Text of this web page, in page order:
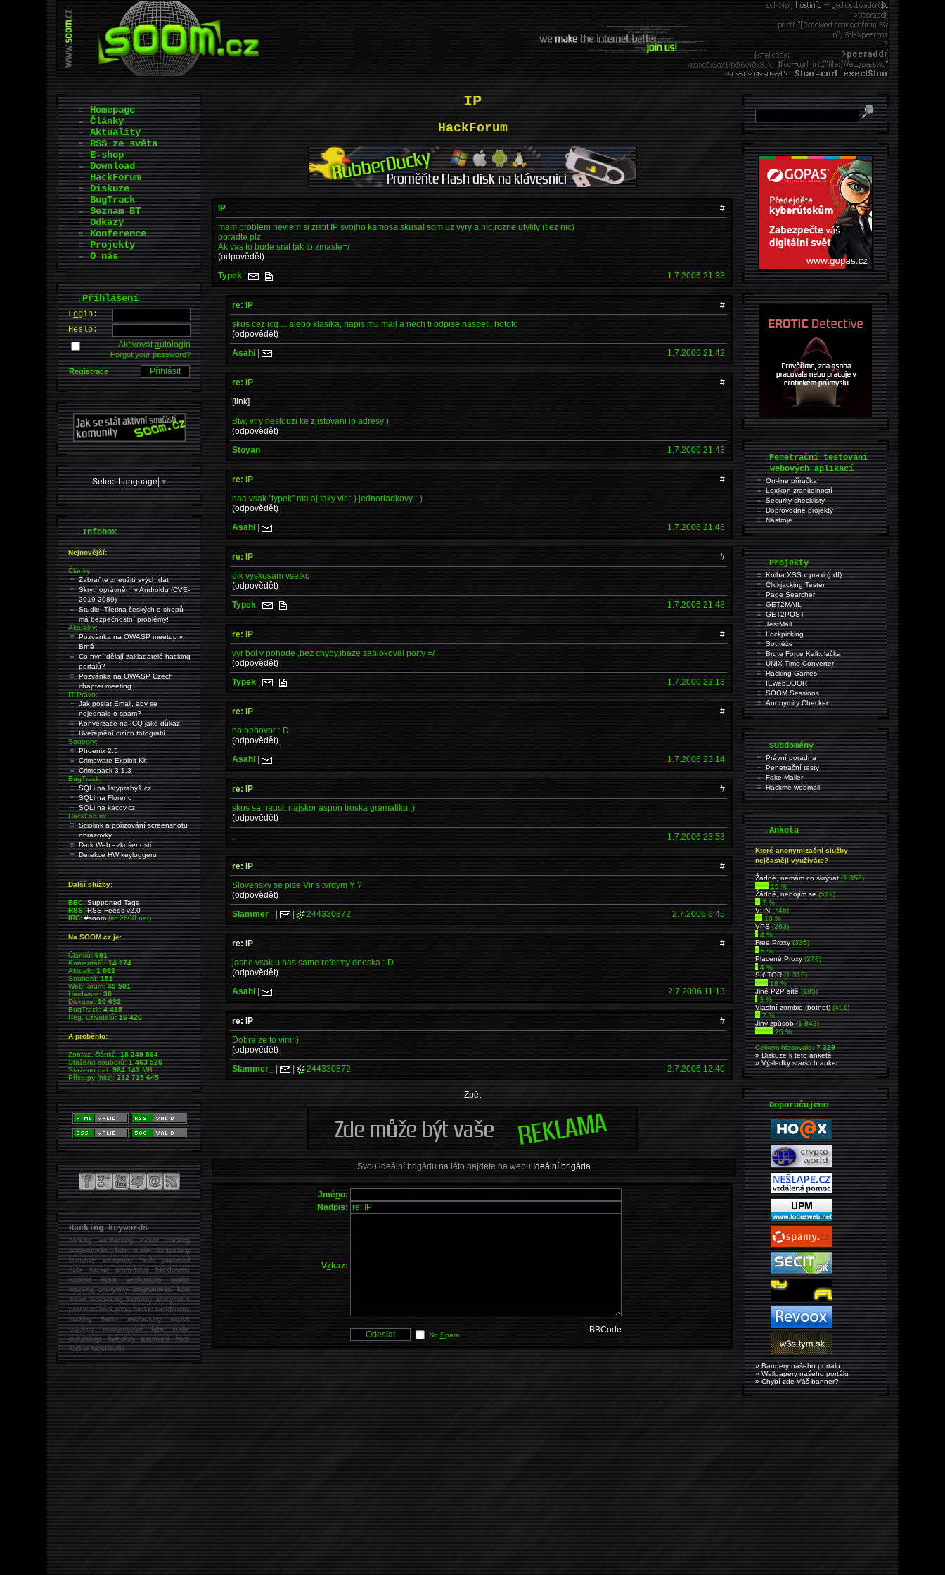
IP
HackForum
IP
#
mam problem neviem si zistit IP svojho kamosa.skusal som uz vyry a nic,rozne utylity (tiez nic)
poradte plz
Ak vas to bude srat tak to zmaste=/
(odpovědět)
Typek | | 1.7.2006 21:33
re: IP
#
skus cez icq ... alebo klasika, napis mu mail a nech ti odpise naspet.. hotofo
(odpovědět)
Asahi | 1.7.2006 21:42
re: IP
#
[link]
Btw, viry neslouzi ke zjistovani ip adresy:)
(odpovědět)
Stoyan
1.7.2006 21:43
re: IP
#
naa vsak "typek" ma aj taky vir :-) jednoriadkovy :-)
(odpovědět)
Asahi | 1.7.2006 21:46
re: IP
#
dik vyskusam vsetko
(odpovědět)
Typek | | 1.7.2006 21:48
re: IP
#
vyr bol v pohode ,bez chyby,ibaze zablokoval porty =/
(odpovědět)
Typek | | 1.7.2006 22:13
re: IP
#
no nehovor :-D
(odpovědět)
Asahi | 1.7.2006 23:14
re: IP
#
skus sa naucit najskor aspon troska gramatiku ;)
(odpovědět)
.
1.7.2006 23:53
re: IP
#
Slovensky se pise Vir s tvrdym Y ?
(odpovědět)
Slammer_
| | 244330872 2.7.2006 6:45
re: IP
#
jasne vsak u nas same reformy dneska :-D
(odpovědět)
Asahi | 2.7.2006 11:13
re: IP
#
Dobre ze to vim ;)
(odpovědět)
Slammer_
| | 244330872 2.7.2006 12:40
Zpět
Svou ideální brigádu na léto najdete na webu Ideální brigáda
Jméno:
Nadpis:
Vzkaz:
No Spam
BBCode
Homepage
Články
Aktuality
RSS ze světa
E-shop
Download
HackForum
Diskuze
BugTrack
Seznam BT
Odkazy
Konference
Projekty
O nás
.Přihlášení
Login:
Heslo:
Aktivovatautologin
Forgot your password?
Registrace
Select Language ▼
.Infobox
Nejnovější:
Články:
Zabraňte zneužití svých dat
Skrytí oprávnění v Androidu (CVE-
2019-2089)
Studie: Třetina českých e-shopů
má bezpečnostní problémy!
Aktuality:
Pozvánka na OWASP meetup v
Brně
Co nyní dělají zakladatelé hacking
portálů?
Pozvánka na OWASP Czech
chapter meeting
IT Právo:
Jak poslat Email, aby se
nejednalo o spam?
Konverzace na ICQ jako důkaz.
Uveřejnění cizích fotografií
Soubory:
Phoenix 2.5
Crimeware Exploit Kit
Crimepack 3.1.3
BugTrack:
SQLi na listyprahy1.cz
SQLi na Florenc
SQLi na kacov.cz
HackForum:
Sciolink a pořizování screenshotu
obrazovky
Dark Web - zkušenosti
Detekce HW keyloggeru
Další služby:
BBC: Supported Tags
RSS: RSS Feeds v2.0
IRC: #soom(irc.2600.net)
Na SOOM.cz je:
Článků:991
Komentářů:14 274
Aktualit:1 862
Souborů:151
WebForum:49 501
Hardware:38
Diskuze:20 632
BugTrack:4 415
Reg. uživatelů:16 426
A proběhlo:
Zobraz. článků:18 249 564
Staženo souborů:1 463 526
Staženo dat:964 143MB
Přístupy (hits):232 715 645
Hacking keywords
hackingwebhacking exploit cracking
programování fake mailer lockpicking
bumpkey anonymity heslo password
hackhacker anonymous hackforums
hackingheslo webhacking exploit
cracking anonymity programování fake
mailer lockpicking bumpkey anonymous
password hack proxy hacker hackforums
hacking heslo webhacking exploit
cracking programování fake mailer
lockpicking bumpkey password hack
hackerhackforums
.Penetrační testování
webových aplikací
On-line příručka
Lexikon zranitelností
Security checklisty
Doprovodné projekty
Nástroje
.Projekty
Kniha XSS v praxi (pdf)
Clickjacking Tester
Page Searcher
GET2MAIL
GET2POST
TestMail
Lockpicking
Soutěže
Brute Force Kalkulačka
UNIX Time Converter
Hacking Games
IEwebDOOR
SOOM Sessions
Anonymity Checker
.Subdomény
Právní poradna
Penetrační testy
Fake Mailer
Hackme webmail
.Anketa
Které anonymizační služby
nejčastěji využíváte?
Źádné, nemám co skrývat(1 356)
19 %
Žádné, nebojím se(519)
7 %
VPN(746)
10 %
VPS(263)
4 %
Free Proxy(336)
5 %
Placené Proxy(278)
4 %
Síť TOR(1 313)
18 %
Jiné P2P sítě(185)
3 %
Vlastní zombie (botnet)(491)
7 %
Jiný způsob(1 842)
25 %
Celkem hlasovalo:7 329
» Diskuze k této anketě
» Výsledky starších anket
.Doporučujeme
» Bannery našeho portálu
» Wallpapery našeho portálu
» Chybí zde Váš banner?